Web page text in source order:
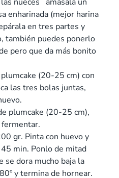
enharinada (mejor harina
en tres partes y
también puedes ponerlo
pero que da más bonito
(20-25 cm) con
las tres bolas juntas,
plumcake (20-25 cm),
gr. Pinta con huevo y
min. Ponlo de mitad
se dora mucho baja la
y termina de hornear.